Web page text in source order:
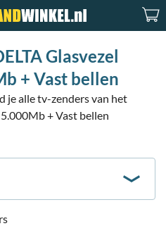
Glasvezel
+ Vast bellen
je alle tv-zenders van het
+ Vast bellen